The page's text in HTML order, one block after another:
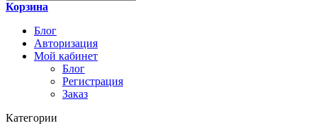
Корзина
Блог
Авторизация
Мой кабинет
Блог
Регистрация
Заказ
Категории